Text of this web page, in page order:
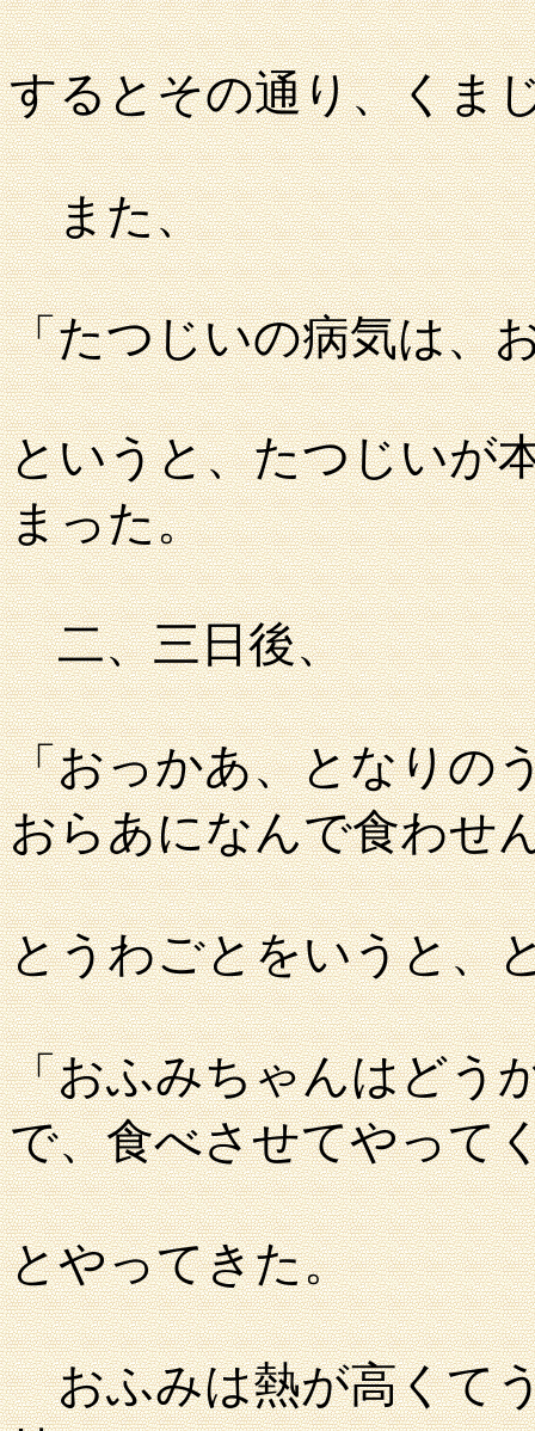
するとその通り、くま
また、
「たつじいの病気は、
というと、たつじいが
まった。
二、三日後、
「おっかあ、となりの
おらあになんで食わせ
とうわごとをいうと、
「おふみちゃんはどう
で、食べさせてやって
とやってきた。
おふみは熱が高くて